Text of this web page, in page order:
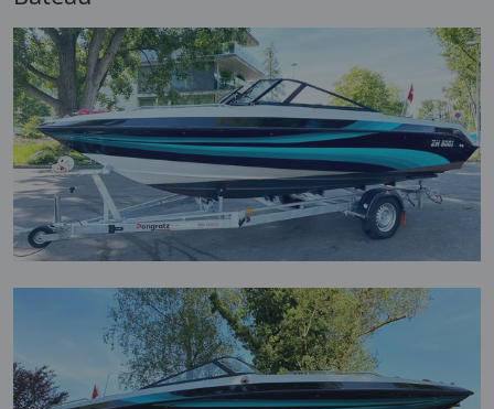
l'avant du bateau. Cela facilite le collage du film.
Pour les designs qui vont jusqu'à la pointe de la
proue, il faut ajouter 20 cm de longueur au
total afin que le film puisse être découpé
proprement à la poupe et à la proue du bateau.
déplacé sur la surface et ne colle qu'une fois
que l'on a pressé l'eau avec une raclette. Nous
recommandons cette variante aux personnes
inexpérimentées. Si l'on a déjà de l'expérience
ou si l'on a des rainures dans lesquelles on doit
faire passer le film au sèche-cheveux, nous
recommandons le film pour canal d'air.